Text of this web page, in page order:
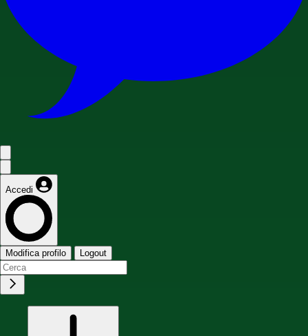
Accedi
Modifica profilo Logout